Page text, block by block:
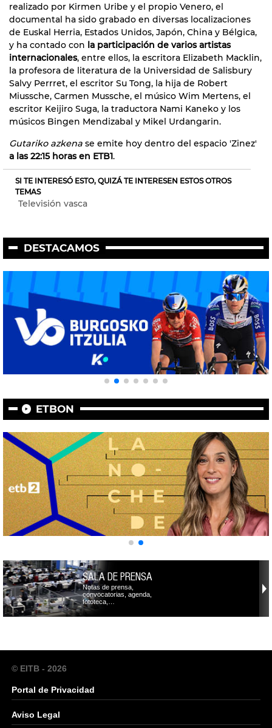
realizado por Kirmen Uribe y el propio Venero, el
documental ha sido grabado en diversas localizaciones
de Euskal Herria, Estados Unidos, Japón, China y Bélgica,
y ha contado con la participación de varios artistas
internacionales, entre ellos, la escritora Elizabeth Macklin,
la profesora de literatura de la Universidad de Salisbury
Salvy Perrret, el escritor Su Tong, la hija de Robert
Miussche, Carmen Mussche, el músico Wim Mertens, el
escritor Keijiro Suga, la traductora Nami Kaneko y los
músicos Bingen Mendizabal y Mikel Urdangarin.
Gutariko azkena se emite hoy dentro del espacio 'Zinez'
a las 22:15 horas en ETB1.
SI TE INTERESÓ ESTO, QUIZÁ TE INTERESEN ESTOS OTROS
TEMAS
Televisión vasca
DESTACAMOS
ETBON
SALA DE PRENSA
Notas de prensa,
convocatorias, agenda,
fototeca,…
© EITB - 2026
Portal de Privacidad
Aviso Legal